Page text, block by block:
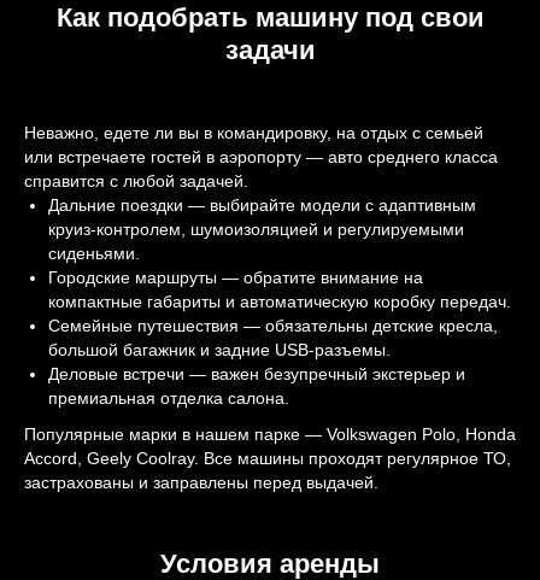
Как подобрать машину под свои
задачи
Неважно, едете ли вы в командировку, на отдых с семьей
или встречаете гостей в аэропорту — авто среднего класса
справится с любой задачей.
Дальние поездки — выбирайте модели с адаптивным
круиз-контролем, шумоизоляцией и регулируемыми
сиденьями.
Городские маршруты — обратите внимание на
компактные габариты и автоматическую коробку передач.
Семейные путешествия — обязательны детские кресла,
большой багажник и задние USB-разъемы.
Деловые встречи — важен безупречный экстерьер и
премиальная отделка салона.
Популярные марки в нашем парке — Volkswagen Polo, Honda
Accord, Geely Coolray. Все машины проходят регулярное ТО,
застрахованы и заправлены перед выдачей.
Условия аренды